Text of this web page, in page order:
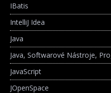
IBatis
IntelliJ Idea
Java
Java, Softwarové Nástroje,
JavaScript
JOpenSpace